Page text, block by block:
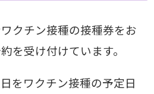
クチン接種の接種券をお
を受け付けています。
をワクチン接種の予定日